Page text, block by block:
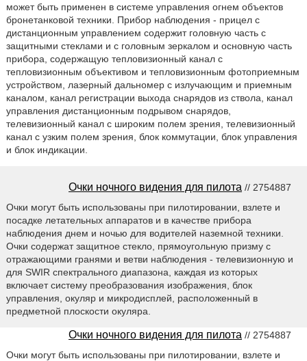
может быть применен в системе управления огнем объектов
бронетанковой техники. Прибор наблюдения - прицел с
дистанционным управлением содержит головную часть с
защитными стеклами и с головным зеркалом и основную часть
прибора, содержащую тепловизионный канал с
тепловизионным объективом и тепловизионным фотоприемным
устройством, лазерный дальномер с излучающим и приемным
каналом, канал регистрации выхода снарядов из ствола, канал
управления дистанционным подрывом снарядов,
телевизионный канал с широким полем зрения, телевизионный
канал с узким полем зрения, блок коммутации, блок управления
и блок индикации.
Очки ночного видения для пилота // 2754887
Очки могут быть использованы при пилотировании, взлете и
посадке летательных аппаратов и в качестве прибора
наблюдения днем и ночью для водителей наземной техники.
Очки содержат защитное стекло, прямоугольную призму с
отражающими гранями и ветви наблюдения - телевизионную и
для SWIR спектрального диапазона, каждая из которых
включает систему преобразования изображения, блок
управления, окуляр и микродисплей, расположенный в
предметной плоскости окуляра.
Очки ночного видения для пилота // 2754887
Очки могут быть использованы при пилотировании, взлете и